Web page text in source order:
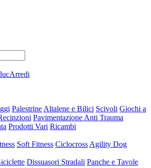
Palestrine Altalene e Bilici Scivoli Giochi a
Pavimentazione Anti Trauma
Prodotti Vari Ricambi
Soft Fitness Ciclocross Agility Dog
Dissuasori Stradali Panche e Tavole